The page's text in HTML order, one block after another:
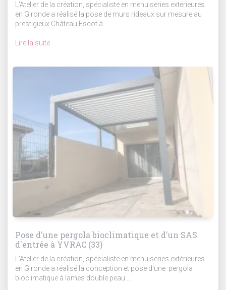
L'Atelier de la création, spécialiste en menuiseries extérieures
en Gironde a réalisé la pose de murs rideaux sur mesure au
prestigieux Château Escot à ...
Lire la suite
Pose d'une pergola bioclimatique et d'un SAS
d'entrée à YVRAC (33)
L'Atelier de la création, spécialiste en menuiseries extérieures
en Gironde a réalisé la conception et pose d'une pergola
bioclimatique à lames double peau ...